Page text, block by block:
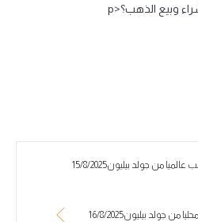
ما هو الوقت المناسب لشراء وبيع الذهب؟<p
من جولد بيليون15/8/2025
من جولد بيليون16/8/2025